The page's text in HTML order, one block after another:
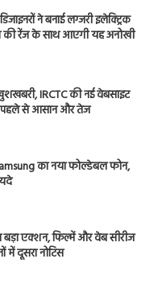
ने बनाई लग्जरी इलेक्ट्रिक
की रेंज के साथ आएगी यह अनोखी
IRCTC की नई वेबसाइट
पहले से आसान और तेज
का नया फोल्डेबल फोन,
बड़ा एक्शन, फिल्में और वेब सीरीज
में दूसरा नोटिस